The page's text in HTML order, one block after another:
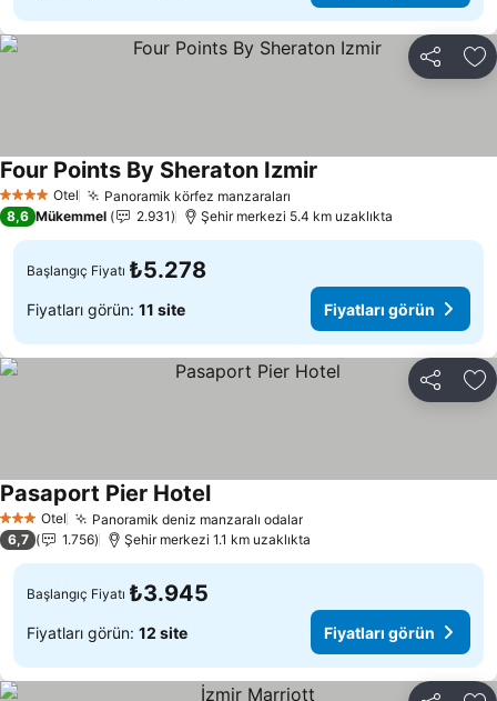
Paylaş
4 Yıldız Otel Panoramik körfez manzaraları
Four Points By Sheraton Izmir
8,6 Mükemmel 2.931 Şehir merkezi 5.4 km uzaklıkta
Başlangıç Fiyatı ₺5.278
Fiyatları görün: 11 site Fiyatları görün
Paylaş
3 YıldızOtel Panoramik deniz manzaralı odalar
Pasaport Pier Hotel
6,7 1.756 Şehir merkezi 1.1 km uzaklıkta
Başlangıç Fiyatı ₺3.945
Fiyatları görün: 12 site Fiyatları görün